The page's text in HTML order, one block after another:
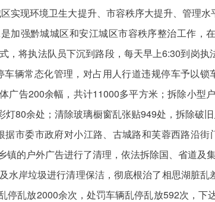
实现环境卫生大提升、市容秩序大提升、管理
加强黔城城区和安江城区市容秩序整治工作，
，将执法队员下沉到路段，每天早上6:30到岗
辆常态化管理，对占用人行道违规停车予以锁
告200余幅，共计11000多平方米；拆除小型
80余处；清除玻璃橱窗乱张贴949处，拆除破
市委市政府对小江路、古城路和芙蓉西路沿
的户外广告进行了清理，依法拆除国、省道及
岸垃圾进行清理保洁，彻底根治了相思湖脏乱
乱放2000余次，处罚车辆乱停乱放592次，下